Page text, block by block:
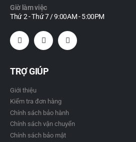
Giờ làm việc
Thứ 2 - Thứ 7 / 9:00AM - 5:00PM
TRỢ GIÚP
Giới thiệu
Kiểm tra đơn hàng
Chính sách bảo hành
Chính sách vận chuyển
Chính sách bảo mật